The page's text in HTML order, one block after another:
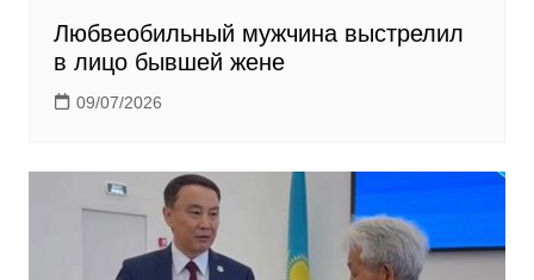
Любвеобильный мужчина выстрелил
в лицо бывшей жене
09/07/2026